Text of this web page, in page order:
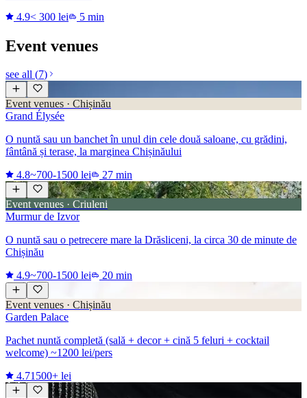
4.9< 300 lei 5 min
Event venues
see all (7)
Event venues · Chișinău
Grand Élysée
O nuntă sau un banchet în unul din cele două saloane, cu grădini,
fântână și terase, la marginea Chișinăului
4.8~700-1500 lei 27 min
Event venues · Criuleni
Murmur de Izvor
O nuntă sau o petrecere mare la Drăsliceni, la circa 30 de minute de
Chișinău
4.9~700-1500 lei 20 min
Event venues · Chișinău
Garden Palace
Pachet nuntă completă (sală + decor + cină 5 feluri + cocktail
welcome) ~1200 lei/pers
4.71500+ lei